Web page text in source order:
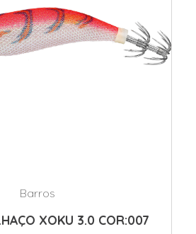
Barros
XOKU 3.0 COR:007